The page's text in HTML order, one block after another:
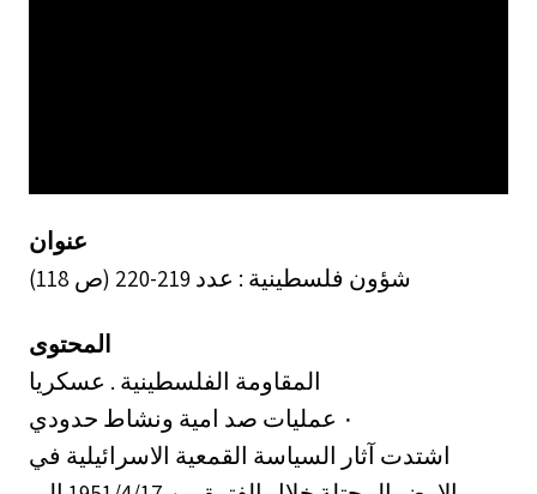
عنوان
شؤون فلسطينية : عدد 219-220 (ص 118)
المحتوى
المقاومة الفلسطينية . عسكريا
عمليات صد امية ونشاط حدودي ‎٠‏
اشتدت آثار السياسة القمعية الاسرائيلية في